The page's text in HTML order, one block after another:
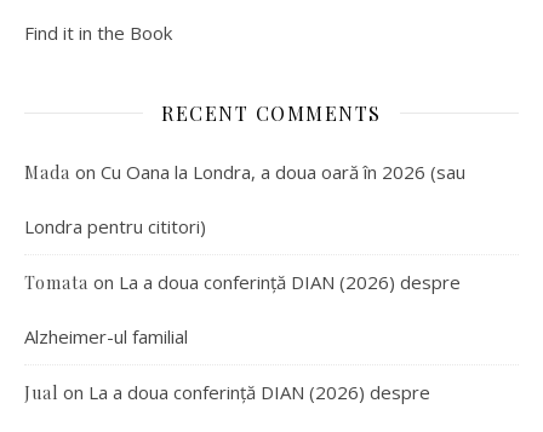
Find it in the Book
RECENT COMMENTS
Mada on Cu Oana la Londra, a doua oară în 2026 (sau
Londra pentru cititori)
Tomata on La a doua conferință DIAN (2026) despre
Alzheimer-ul familial
Jual on La a doua conferință DIAN (2026) despre